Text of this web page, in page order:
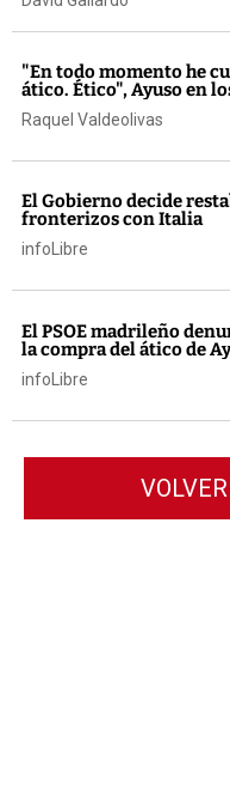
"En todo momento he
ático. Ético", Ayuso en
Raquel Valdeolivas
El Gobierno decide
fronterizos con Italia
infoLibre
El PSOE madrileño
la compra del ático de
infoLibre